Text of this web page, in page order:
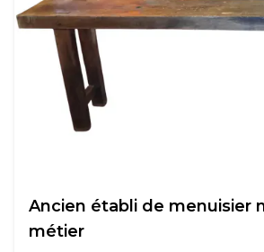
Ancien établi de menuisier
métier